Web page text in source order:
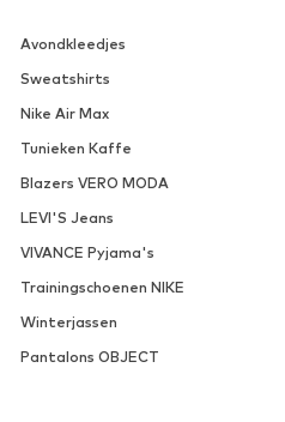
Avondkleedjes
Sweatshirts
Nike Air Max
Tunieken Kaffe
Blazers VERO MODA
LEVI'S Jeans
VIVANCE Pyjama's
Trainingschoenen NIKE
Winterjassen
Pantalons OBJECT